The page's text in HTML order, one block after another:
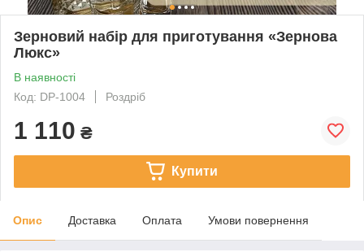
Зерновий набір для приготування «Зернова
Люкс»
В наявності
Код: DP-1004
Роздріб
1 110 ₴
Купити
Опис Доставка Оплата Умови повернення